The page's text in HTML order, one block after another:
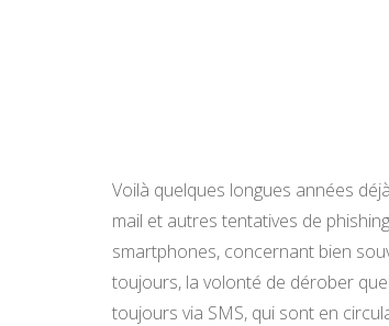
Voilà quelques longues années
mail et autres tentatives de
smartphones, concernant bien
toujours, la volonté de dérober
toujours via SMS, qui sont en